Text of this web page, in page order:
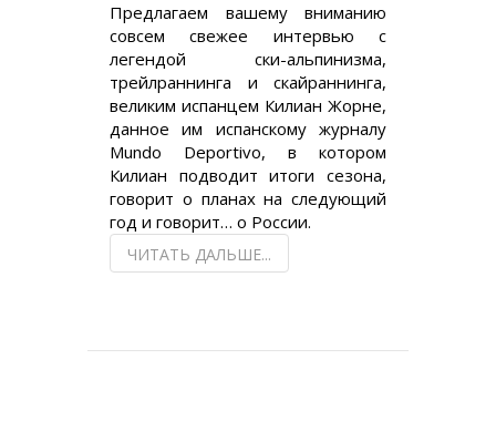
Предлагаем вашему вниманию
совсем свежее интервью с
легендой ски-альпинизма,
трейлраннинга и скайраннинга,
великим испанцем Килиан Жорне,
данное им испанскому журналу
Mundo Deportivo, в котором
Килиан подводит итоги сезона,
говорит о планах на следующий
год и говорит… о России.
ЧИТАТЬ ДАЛЬШЕ...